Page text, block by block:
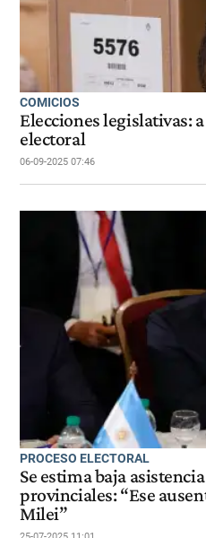
COMICIOS
Elecciones legislativas:
electoral
06-09-2025 07:46
PROCESO ELECTORAL
Se estima baja
provinciales: “Ese
Milei”